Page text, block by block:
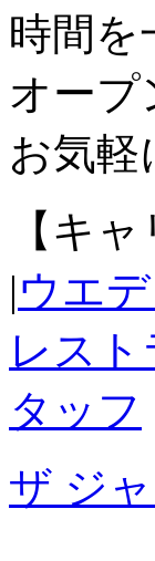
時間を
オープ
お気軽
【キ
|ウエ
レス
タッフ
ザ ジ